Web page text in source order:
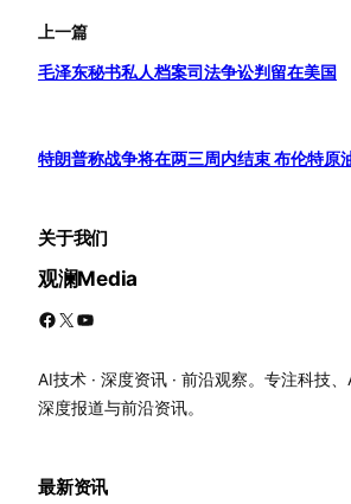
上一篇
毛泽东秘书私人档案司法争讼判留在美国
特朗普称战争将在两三周内结束 布伦特原
关于我们
观澜Media
Facebook X YouTube
AI技术 · 深度资讯 · 前沿观察。专注科技
深度报道与前沿资讯。
最新资讯